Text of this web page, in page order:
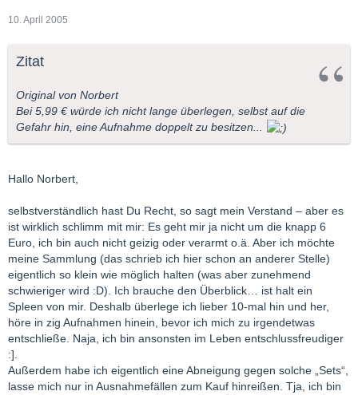
10. April 2005
Zitat
Original von Norbert
Bei 5,99 € würde ich nicht lange überlegen, selbst auf die
Gefahr hin, eine Aufnahme doppelt zu besitzen...
Hallo Norbert,
selbstverständlich hast Du Recht, so sagt mein Verstand – aber es
ist wirklich schlimm mit mir: Es geht mir ja nicht um die knapp 6
Euro, ich bin auch nicht geizig oder verarmt o.ä. Aber ich möchte
meine Sammlung (das schrieb ich hier schon an anderer Stelle)
eigentlich so klein wie möglich halten (was aber zunehmend
schwieriger wird :D). Ich brauche den Überblick… ist halt ein
Spleen von mir. Deshalb überlege ich lieber 10-mal hin und her,
höre in zig Aufnahmen hinein, bevor ich mich zu irgendetwas
entschließe. Naja, ich bin ansonsten im Leben entschlussfreudiger
:].
Außerdem habe ich eigentlich eine Abneigung gegen solche „Sets“,
lasse mich nur in Ausnahmefällen zum Kauf hinreißen. Tja, ich bin